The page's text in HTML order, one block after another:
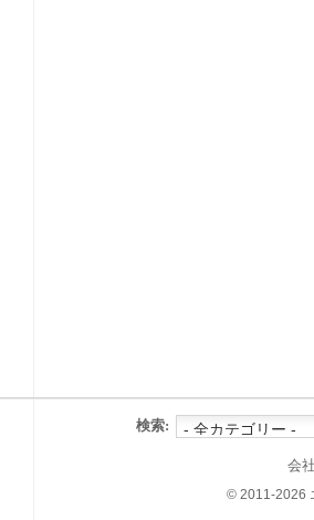
検索:
会
© 2011-2026